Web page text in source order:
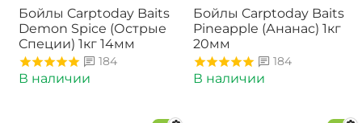
Бойлы Carptoday Baits
Demon Spice (Острые
Специи) 1кг 14мм
184
В наличии
Бойлы Carptoday Baits
Pineapple (Ананас) 1кг
20мм
184
В наличии